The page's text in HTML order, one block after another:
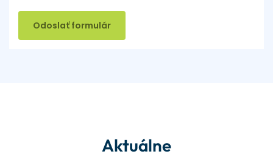
Odoslať formulár
Aktuálne